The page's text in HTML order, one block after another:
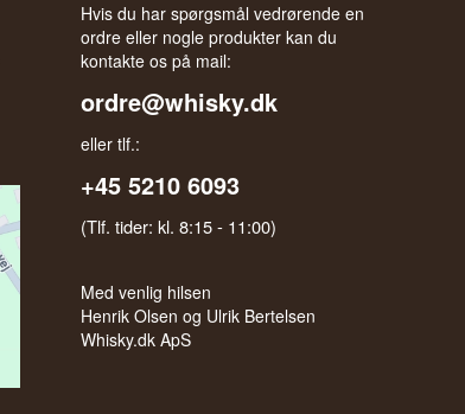
Hvis du har spørgsmål vedrørende en
ordre eller nogle produkter kan du
kontakte os på mail:
ordre@whisky.dk
eller tlf.:
+45 5210 6093
(Tlf. tider: kl. 8:15 - 11:00)
Med venlig hilsen
Henrik Olsen og Ulrik Bertelsen
Whisky.dk ApS